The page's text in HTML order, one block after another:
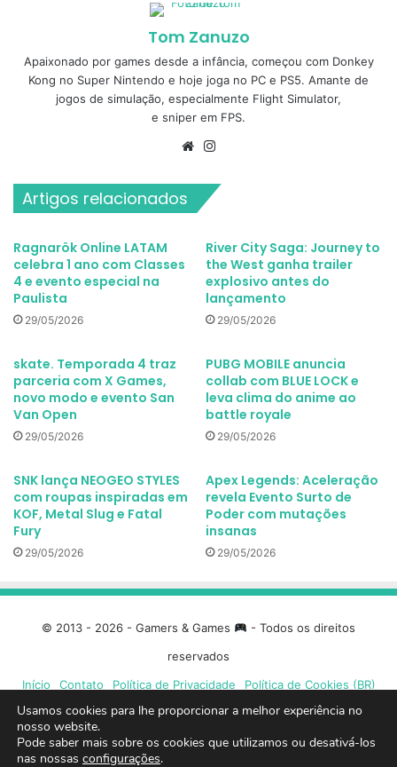
Tom Zanuzo
Apaixonado por games desde a infância, começou com Donkey
Kong no Super Nintendo e hoje joga no PC e PS5. Amante de
jogos de simulação, especialmente Flight Simulator,
e sniper em FPS.
Website
Artigos relacionados
Ragnarök Online LATAM
celebra 1 ano com Classes
4 e evento especial na
Paulista
29/05/2026
River City Saga: Journey to
the West ganha trailer
explosivo antes do
lançamento
29/05/2026
skate. Temporada 4 traz
parceria com X Games,
novo modo e evento San
Van Open
29/05/2026
PUBG MOBILE anuncia
collab com BLUE LOCK e
leva clima do anime ao
battle royale
29/05/2026
SNK lança NEOGEO STYLES
com roupas inspiradas em
KOF, Metal Slug e Fatal
Fury
29/05/2026
Apex Legends: Aceleração
revela Evento Surto de
Poder com mutações
insanas
29/05/2026
© 2013 - 2026 - Gamers & Games
- Todos os direitos
reservados
Início
Contato Política de Privacidade Política de Cookies (BR)
Facebook
X
Usamos cookies para lhe proporcionar a melhor experiência no
nosso website.
Pode saber mais sobre os cookies que utilizamos ou desativá-los
nas nossas configurações.